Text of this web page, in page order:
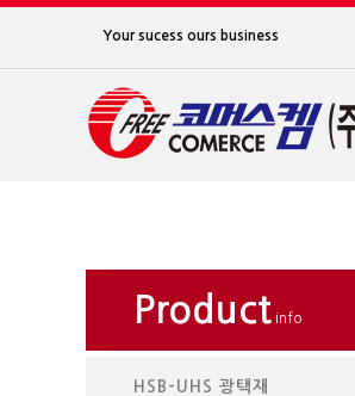
Your sucess ours business
Product info
HSB-UHS 광택재